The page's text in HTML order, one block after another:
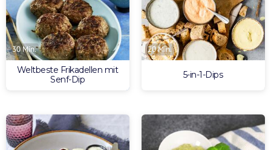
30 Min.
Weltbeste Frikadellen mit
Senf-Dip
20 Min.
5-in-1-Dips